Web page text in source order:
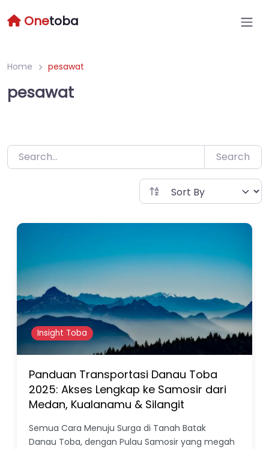
to
Onetoba
Home pesawat
pesawat
Search
Insight Toba
Panduan Transportasi Danau Toba
2025: Akses Lengkap ke Samosir dari
Medan, Kualanamu & Silangit
Semua Cara Menuju Surga di Tanah Batak
Danau Toba, dengan Pulau Samosir yang megah